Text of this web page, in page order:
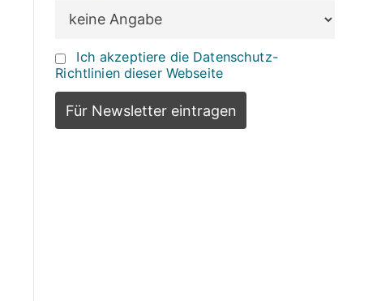
Ich akzeptiere die Datenschutz-
Richtlinien dieser Webseite